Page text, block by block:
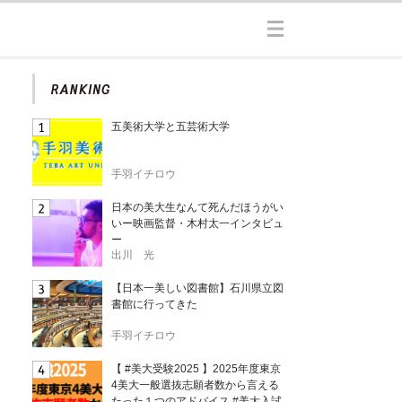
五美術大学と五芸術大学
手羽イチロウ
日本の美大生なんて死んだほうがい
いー映画監督・木村太一インタビュ
ー
出川 光
【日本一美しい図書館】石川県立図
書館に行ってきた
手羽イチロウ
【 #美大受験2025 】2025年度東京
4美大一般選抜志願者数から言える